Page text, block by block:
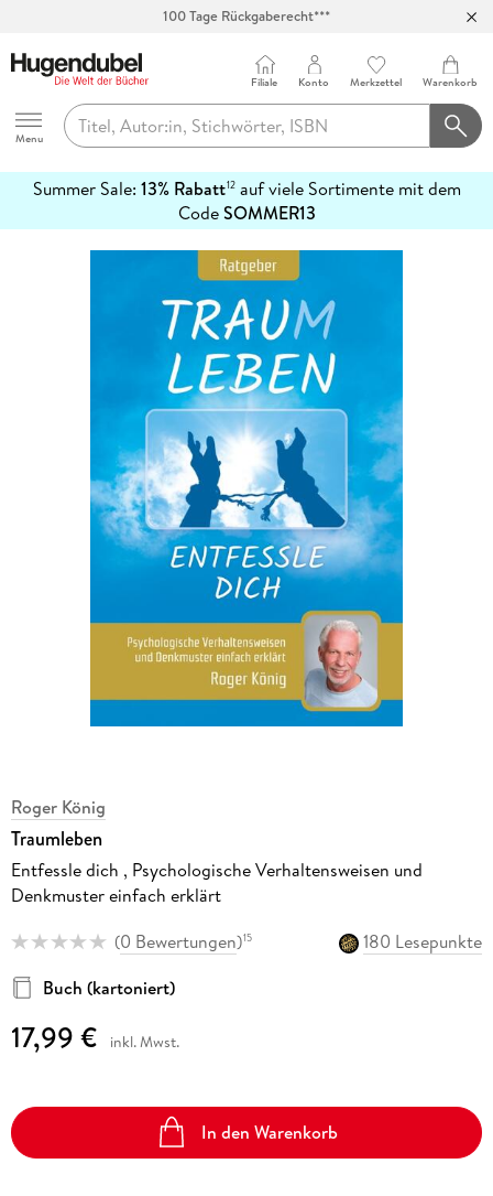
100 Tage Rückgaberecht***
Hugendubel
Menu
Filiale Konto Merkzettel Warenkorb
Summer Sale: 13% Rabatt12auf viele Sortimente mit dem
CodeSOMMER13
erfahren
Roger König
Traumleben
Entfessle dich , Psychologische Verhaltensweisen und
Denkmuster einfach erklärt
(0 Bewertungen)15
180 Lesepunkte
Buch (kartoniert)
17,99 € inkl. Mwst.
In den Warenkorb